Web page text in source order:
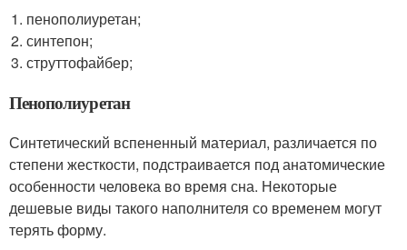
пенополиуретан;
синтепон;
струттофайбер;
Пенополиуретан
Синтетический вспененный материал, различается по
степени жесткости, подстраивается под анатомические
особенности человека во время сна. Некоторые
дешевые виды такого наполнителя со временем могут
терять форму.